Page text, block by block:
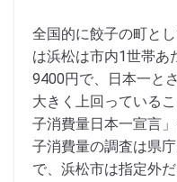
全国的に餃子の町と
は浜松は市内1世帯あ
9400円で、日本一と
大きく上回っている
子消費量日本一宣言
子消費量の調査は県
で、浜松市は指定外